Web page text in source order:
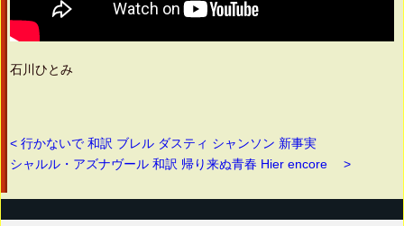
石川ひとみ
< 行かないで 和訳 ブレル ダスティ シャンソン 新事実
シャルル・アズナヴール 和訳 帰り来ぬ青春 Hier encore >